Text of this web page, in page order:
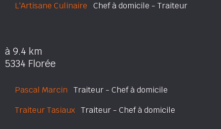
L'Artisane Culinaire Chef à domicile - Traiteur
à 9.4 km
5334 Florée
Pascal Marcin Traiteur - Chef à domicile
Traiteur Tasiaux Traiteur - Chef à domicile